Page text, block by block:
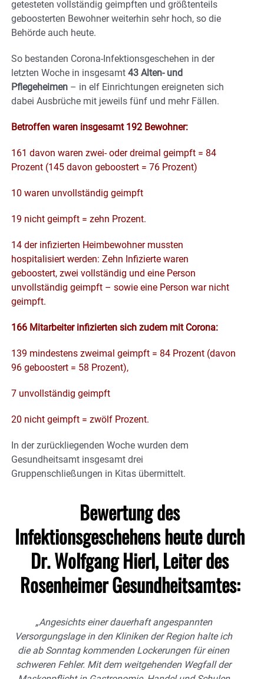
getesteten vollständig geimpften und größtenteils
geboosterten Bewohner weiterhin sehr hoch, so die
Behörde auch heute.
So bestanden Corona-Infektionsgeschehen in der
letzten Woche in insgesamt 43 Alten- und
Pflegeheimen – in elf Einrichtungen ereigneten sich
dabei Ausbrüche mit jeweils fünf und mehr Fällen.
Betroffen waren insgesamt 192 Bewohner:
161 davon waren zwei- oder dreimal geimpft = 84
Prozent (145 davon geboostert = 76 Prozent)
10 waren unvollständig geimpft
19 nicht geimpft = zehn Prozent.
14 der infizierten Heimbewohner mussten
hospitalisiert werden: Zehn Infizierte waren
geboostert, zwei vollständig und eine Person
unvollständig geimpft – sowie eine Person war nicht
geimpft.
166 Mitarbeiter infizierten sich zudem mit Corona:
139 mindestens zweimal geimpft = 84 Prozent (davon
96 geboostert = 58 Prozent),
7 unvollständig geimpft
20 nicht geimpft = zwölf Prozent.
In der zurückliegenden Woche wurden dem
Gesundheitsamt insgesamt drei
Gruppenschließungen in Kitas übermittelt.
Bewertung des
Infektionsgeschehens heute durch
Dr. Wolfgang Hierl, Leiter des
Rosenheimer Gesundheitsamtes:
„Angesichts einer dauerhaft angespannten
Versorgungslage in den Kliniken der Region halte ich
die ab Sonntag kommenden Lockerungen für einen
schweren Fehler. Mit dem weitgehenden Wegfall der